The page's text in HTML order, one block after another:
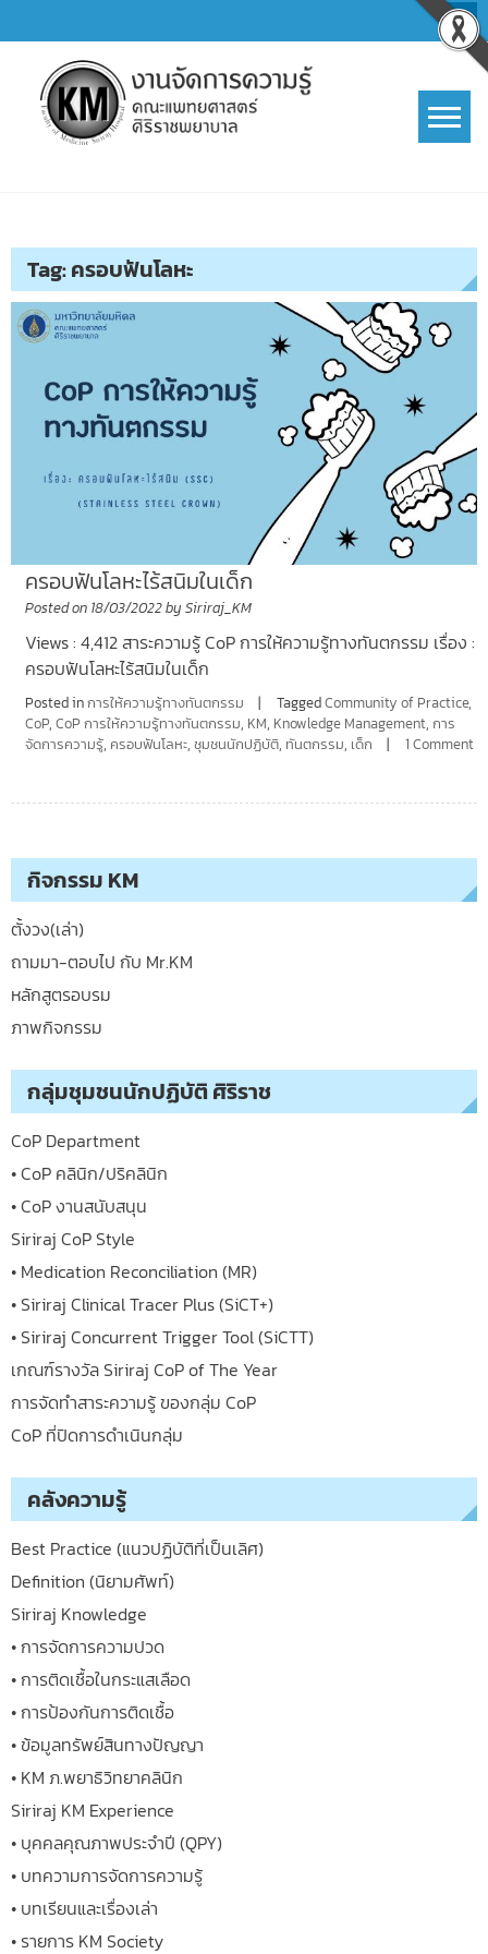
to
content
Tag:ครอบฟันโลหะ
ครอบฟันโลหะไร้สนิมในเด็ก
Posted on 18/03/2022by Siriraj_KM
Views : 4,412 สาระความรู้ CoP การให้ความรู้ทางทันตกรรม เรื่อง :
ครอบฟันโลหะไร้สนิมในเด็ก
Posted inการให้ความรู้ทางทันตกรรม TaggedCommunity of Practice,
CoP, CoP การให้ความรู้ทางทันตกรรม, KM, Knowledge Management, การ
จัดการความรู้, ครอบฟันโลหะ, ชุมชนนักปฏิบัติ, ทันตกรรม, เด็ก 1 Comment
กิจกรรม KM
ตั้งวง(เล่า)
ถามมา-ตอบไป กับ Mr.KM
หลักสูตรอบรม
ภาพกิจกรรม
กลุ่มชุมชนนักปฏิบัติ ศิริราช
CoP Department
• CoP คลินิก/ปริคลินิก
• CoP งานสนับสนุน
Siriraj CoP Style
• Medication Reconciliation (MR)
• Siriraj Clinical Tracer Plus (SiCT+)
• Siriraj Concurrent Trigger Tool (SiCTT)
เกณฑ์รางวัล Siriraj CoP of The Year
การจัดทำสาระความรู้ ของกลุ่ม CoP
CoP ที่ปิดการดำเนินกลุ่ม
คลังความรู้
Best Practice (แนวปฏิบัติที่เป็นเลิศ)
Definition (นิยามศัพท์)
Siriraj Knowledge
• การจัดการความปวด
• การติดเชื้อในกระแสเลือด
• การป้องกันการติดเชื้อ
• ข้อมูลทรัพย์สินทางปัญญา
• KM ภ.พยาธิวิทยาคลินิก
Siriraj KM Experience
• บุคคลคุณภาพประจำปี (QPY)
• บทความการจัดการความรู้
• บทเรียนและเรื่องเล่า
• รายการ KM Society